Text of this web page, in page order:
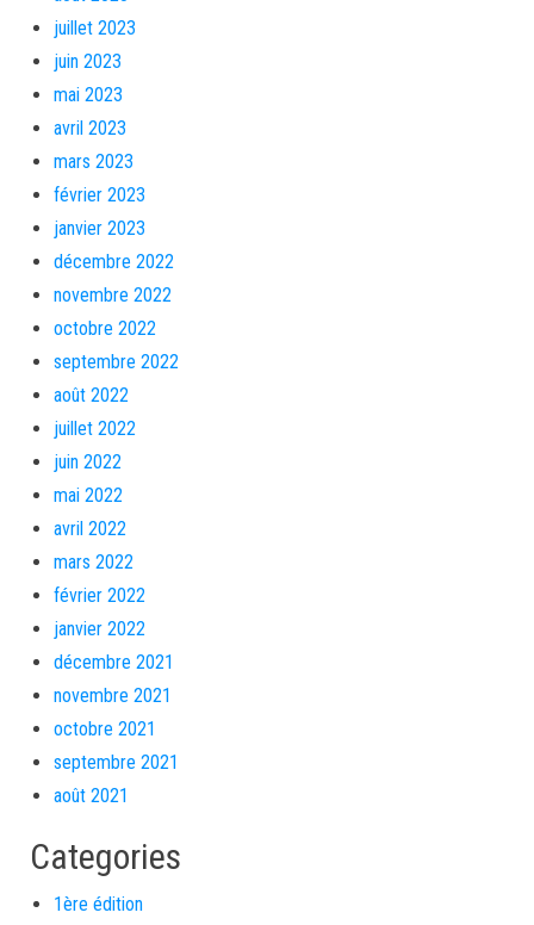
juillet 2023
juin 2023
mai 2023
avril 2023
mars 2023
février 2023
janvier 2023
décembre 2022
novembre 2022
octobre 2022
septembre 2022
août 2022
juillet 2022
juin 2022
mai 2022
avril 2022
mars 2022
février 2022
janvier 2022
décembre 2021
novembre 2021
octobre 2021
septembre 2021
août 2021
Categories
1ère édition